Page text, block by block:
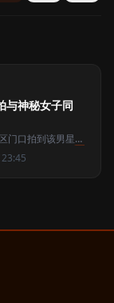
与神秘女子同
门口拍到该男星与
关系引发网友